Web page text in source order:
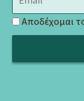
Αποδέχομαι